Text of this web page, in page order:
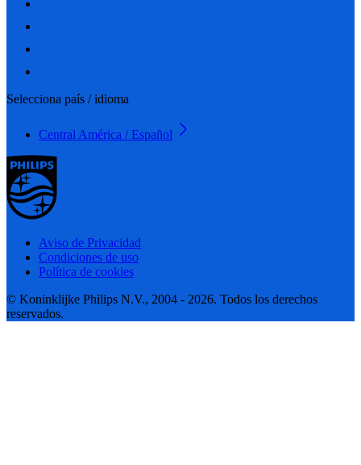
Selecciona país / idioma
Central América / Español
Aviso de Privacidad
Condiciones de uso
Política de cookies
© Koninklijke Philips N.V., 2004 - 2026. Todos los derechos
reservados.